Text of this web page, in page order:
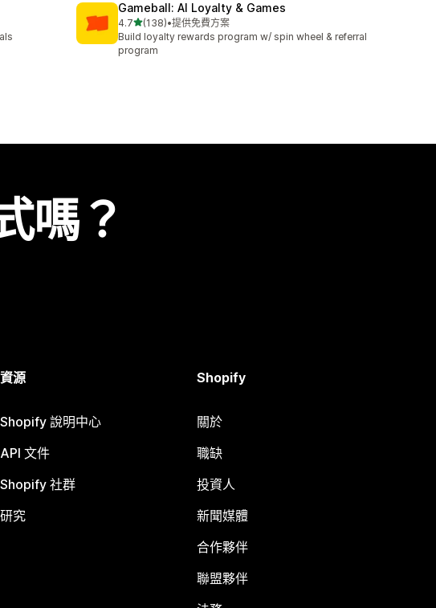
Gameball: AI Loyalty & Games
4.7滿分 5 顆星
(138)
共有 138 則評價
•提供免費方案
Build loyalty rewards program w/ spin wheel & referral
program
嗎？
資源
Shopify 說明中心
API 文件
Shopify 社群
研究
Shopify
關於
職缺
投資人
新聞媒體
合作夥伴
聯盟夥伴